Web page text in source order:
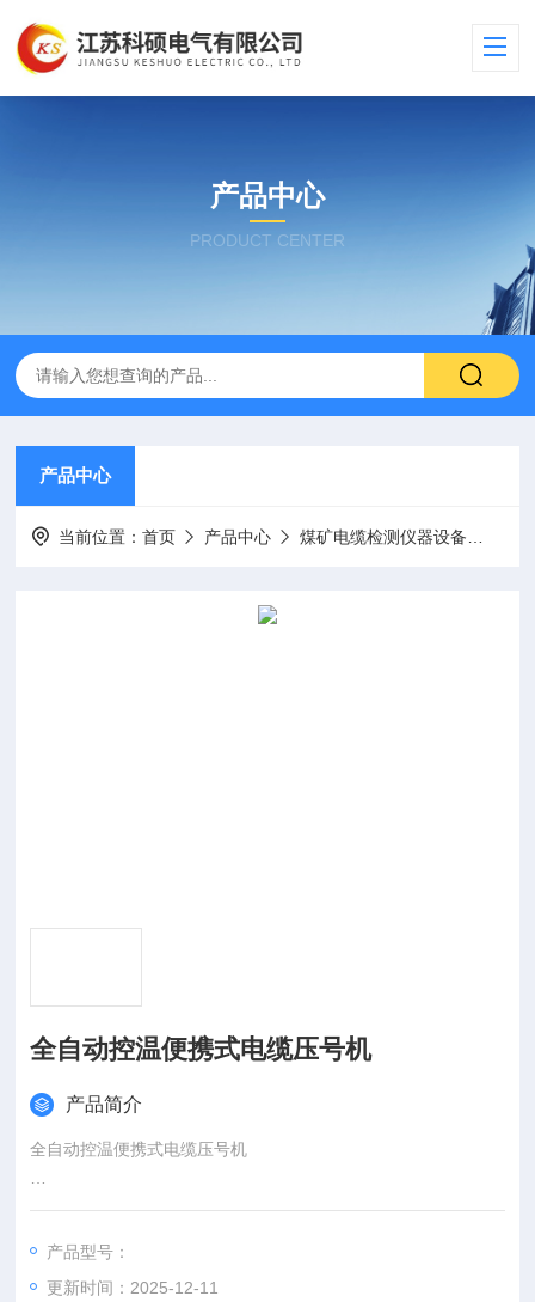
产品中心
PRODUCT CENTER
产品中心
当前位置：首页 产品中心 煤矿电缆检测仪器设备
全自动控温便携式电缆压号机
产品简介
全自动控温便携式电缆压号机
一、产品概述
即可完成，在任何场地均可施工，不论编号、长度一次完成任
务，省力、省时、自动方便，是电缆管理的理想设备，是煤矿、
产品型号：
更新时间：2025-12-11